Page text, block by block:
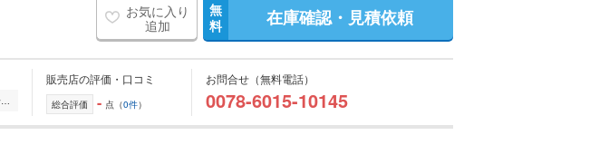
お気に入り
追加
無
料
在庫確認・見積依頼
全国的に店舗を展開しており、 豊富な在庫の中からお客様にぴったりの1台をご提案させていただきます。 国産車から輸入車まで幅広く取り扱っており、 登録済未使用車や...
販売店の評価・口コミ
総合評価 - 点（0件）
お問合せ（無料電話）
0078-6015-10145